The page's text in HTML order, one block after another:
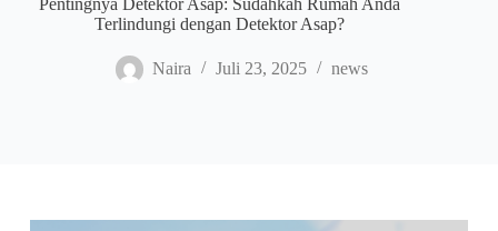
Pentingnya Detektor Asap: Sudahkah Rumah Anda
Terlindungi dengan Detektor Asap?
Naira Juli 23, 2025 news